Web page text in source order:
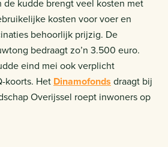
de kudde brengt veel kosten met
kosten voor voer en
behoorlijk prijzig. De
bedraagt zo’n 3.500 euro.
eind mei ook verplicht
koorts. Het Dinamofonds draagt bij
Overijssel roept inwoners op